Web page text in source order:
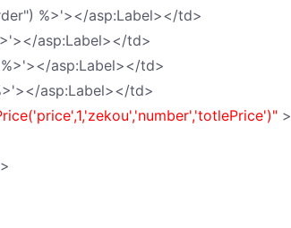
%>'></asp:Label></td>
asp:Label></td>
asp:Label></td>
asp:Label></td>
>